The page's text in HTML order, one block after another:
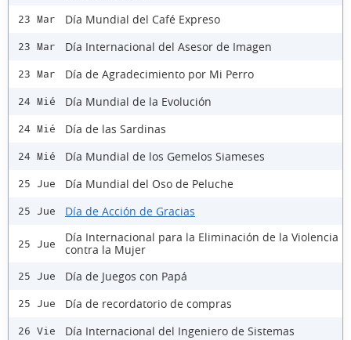
23 Mar Día Mundial del Café Expreso
23 Mar Día Internacional del Asesor de Imagen
23 Mar Día de Agradecimiento por Mi Perro
24 Mié Día Mundial de la Evolución
24 Mié Día de las Sardinas
24 Mié Día Mundial de los Gemelos Siameses
25 Jue Día Mundial del Oso de Peluche
25 Jue Día de Acción de Gracias
25 Jue
Día Internacional para la Eliminación de la Violencia
contra la Mujer
25 Jue Día de Juegos con Papá
25 Jue Día de recordatorio de compras
26 Vie Día Internacional del Ingeniero de Sistemas